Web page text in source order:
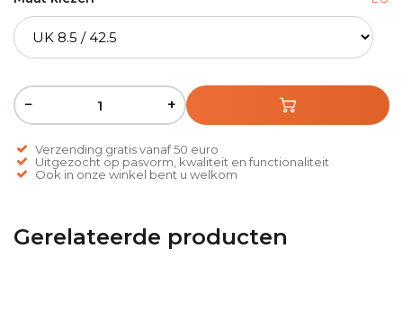
− +
Verzending gratis vanaf 50 euro
Uitgezocht op pasvorm, kwaliteit en functionaliteit
Ook in onze winkel bent u welkom
Gerelateerde producten